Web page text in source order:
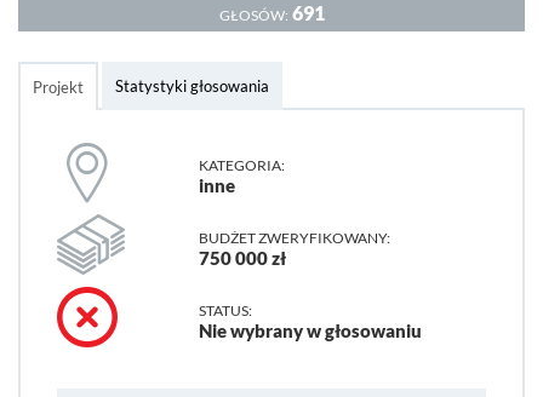
GŁOSÓW: 691
Projekt Statystyki głosowania
KATEGORIA:
inne
BUDŻET ZWERYFIKOWANY:
750 000 zł
STATUS:
Nie wybrany w głosowaniu